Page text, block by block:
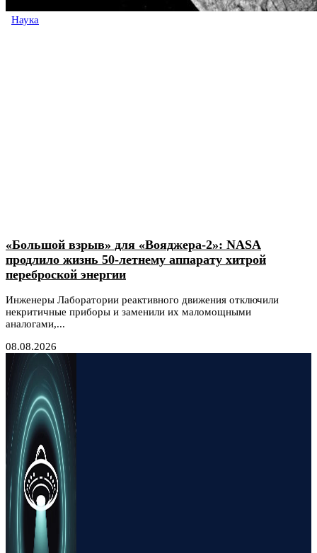
Наука
«Большой взрыв» для «Вояджера-2»: NASA
продлило жизнь 50-летнему аппарату хитрой
переброской энергии
Инженеры Лаборатории реактивного движения отключили
некритичные приборы и заменили их маломощными
аналогами,...
08.08.2026